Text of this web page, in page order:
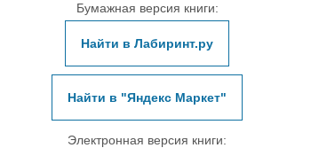
Бумажная версия книги:
Найти в Лабиринт.ру
Найти в "Яндекс Маркет"
Электронная версия книги: